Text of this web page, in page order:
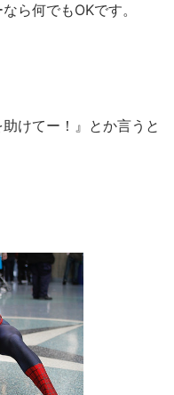
ら何でもOKです。
けてー！』とか言うと